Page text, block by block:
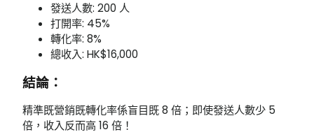
發送人數: 200 人
打開率: 45%
轉化率: 8%
總收入: HK$16,000
結論：
精準既營銷既轉化率係盲目既 8 倍；即使發送人數少 5
倍，收入反而高 16 倍！